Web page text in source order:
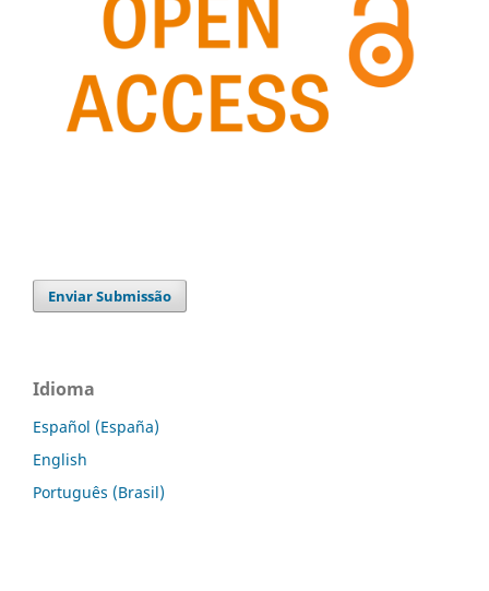
Enviar Submissão
Idioma
Español (España)
English
Português (Brasil)